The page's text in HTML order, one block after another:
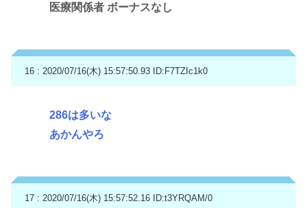
医療関係者 ボーナスなし
16 : 2020/07/16(木) 15:57:50.93 ID:F7TZIc1k0
286は多いな
あかんやろ
17 : 2020/07/16(木) 15:57:52.16 ID:t3YRQAM/0